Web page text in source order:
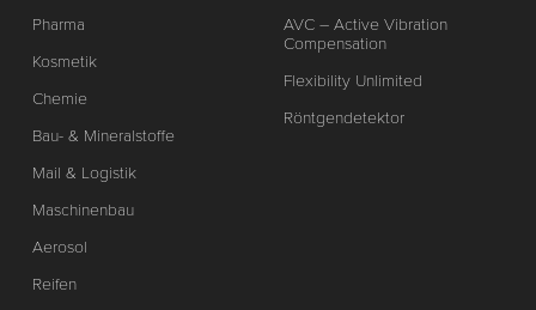
Pharma
Kosmetik
Chemie
Bau- & Mineralstoffe
Mail & Logistik
Maschinenbau
Aerosol
Reifen
AVC – Active Vibration
Compensation
Flexibility Unlimited
Röntgendetektor